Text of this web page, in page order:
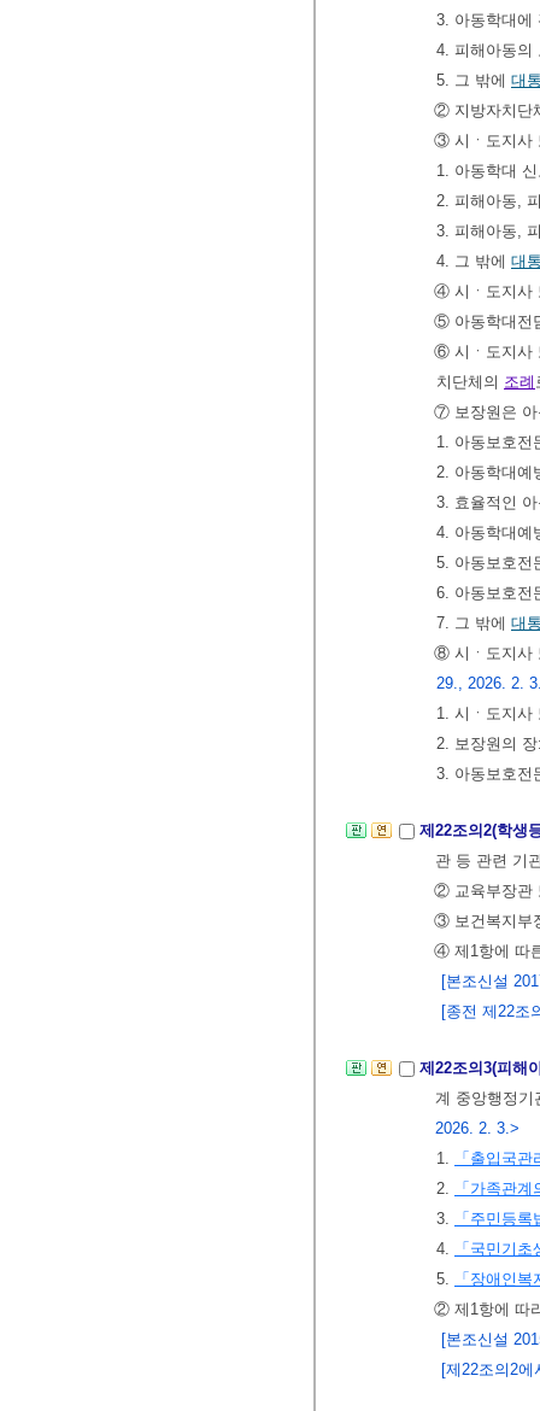
3. 아동학대에
4. 피해아동의
5. 그 밖에 대
② 지방자치단
③ 시ㆍ도지사
1. 아동학대
2. 피해아동,
3. 피해아동,
4. 그 밖에 대
④ 시ㆍ도지사
⑤ 아동학대전
⑥ 시ㆍ도지사
치단체의 조례
⑦ 보장원은 아
1. 아동보호전
2. 아동학대예
3. 효율적인
4. 아동학대예
5. 아동보호전
6. 아동보호전
7. 그 밖에 대
⑧ 시ㆍ도지사
29., 2026. 2.
1. 시ㆍ도지사
2. 보장원의
3. 아동보호
제22조의2(학생
관 등 관련 기
② 교육부장관
③ 보건복지부
④ 제1항에 따
[본조신설
[종전 제22조
제22조의3(피해
계 중앙행정기
2026. 2. 3.>
1.
「출입국관
2.
「가족관
3.
「주민등록
4.
「국민기
5.
「장애인복
② 제1항에 따
[본조신설
[제22조의2